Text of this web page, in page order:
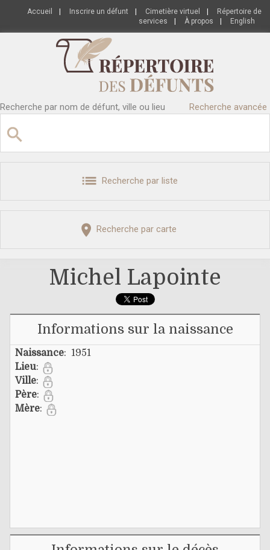
Accueil Inscrire un défunt Cimetière virtuel
Répertoire de
services
À propos English
Recherche par nom de défunt, ville ou lieu Recherche avancée
Recherche par liste
Recherche par carte
Michel Lapointe
Informations sur la naissance
Naissance: 1951
Lieu:
Ville:
Père:
Mère: